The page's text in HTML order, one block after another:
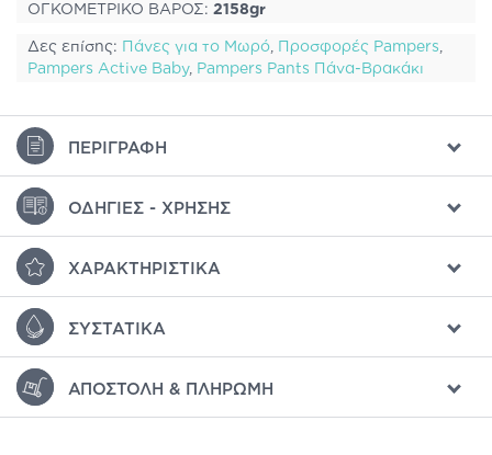
ΟΓΚΟΜΕΤΡΙΚΟ ΒΑΡΟΣ: 2158gr
Δες επίσης: Πάνες για το Μωρό, Προσφορές Pampers,
Pampers Active Baby, Pampers Pants Πάνα-Βρακάκι
ΠΕΡΙΓΡΑΦΉ
ΟΔΗΓΊΕΣ - ΧΡΉΣΗΣ
ΧΑΡΑΚΤΗΡΙΣΤΙΚΆ
ΣΥΣΤΑΤΙΚΆ
ΑΠΟΣΤΟΛΉ & ΠΛΗΡΩΜΉ